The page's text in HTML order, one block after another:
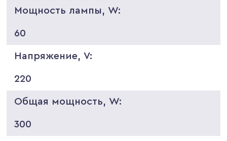
Мощность лампы, W:
60
Напряжение, V:
220
Общая мощность, W:
300